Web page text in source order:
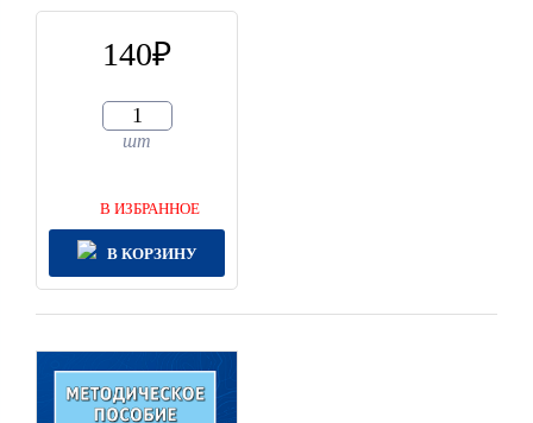
140
шт
В ИЗБРАННОЕ
В КОРЗИНУ